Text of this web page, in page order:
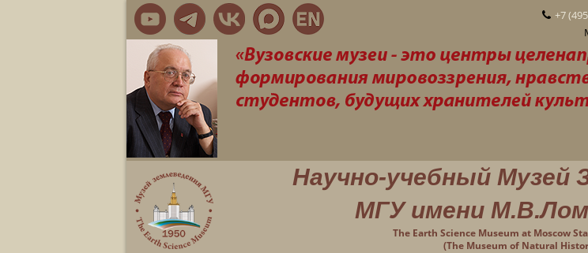
+7
Научно-учебный Музей
МГУ имени
The Earth Science Museum at Moscow
(The Museum of Natural